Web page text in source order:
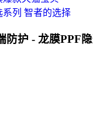
系列 智者的选择
防护 - 龙膜PPF